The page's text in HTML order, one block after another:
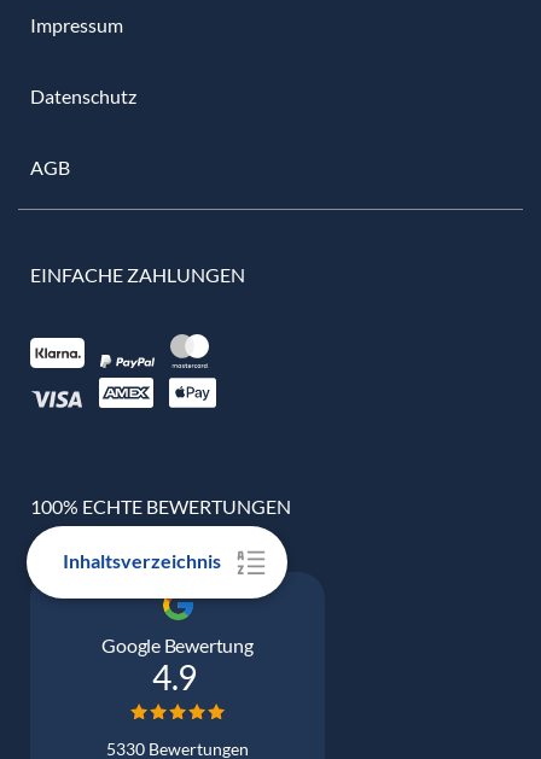
Inhaltsverzeichnis
Impressum
Datenschutz
AGB
EINFACHE ZAHLUNGEN
100% ECHTE BEWERTUNGEN
Google Bewertung
4.9
5330 Bewertungen